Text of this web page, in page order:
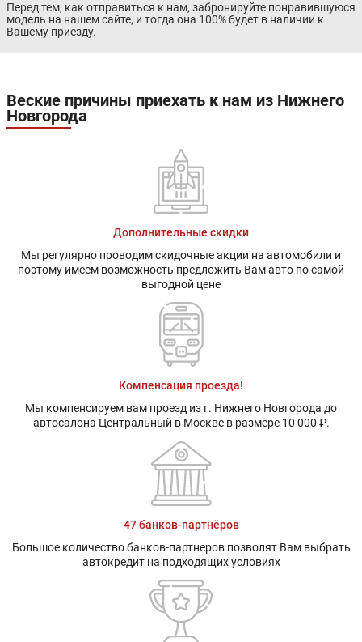
Перед тем, как отправиться к нам, забронируйте понравившуюся
модель на нашем сайте, и тогда она 100% будет в наличии к
Вашему приезду.
Веские причины приехать к нам из Нижнего
Новгорода
Дополнительные скидки
Мы регулярно проводим скидочные акции на автомобили и
поэтому имеем возможность предложить Вам авто по самой
выгодной цене
Компенсация проезда!
Мы компенсируем вам проезд из г. Нижнего Новгорода до
автосалона Центральный в Москве в размере 10 000 ₽.
47 банков-партнёров
Большое количество банков-партнеров позволят Вам выбрать
автокредит на подходящих условиях